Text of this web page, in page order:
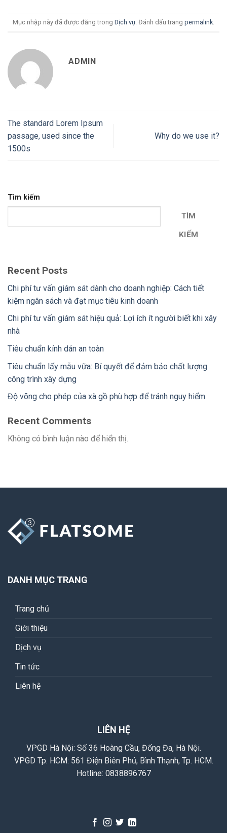
Mục nhập này đã được đăng trong Dịch vụ . Đánh dấu trang permalink
ADMIN
The standard Lorem Ipsum
passage, used since the
1500s
Why do we use it?
Tìm kiếm
TÌM
KIẾM
Recent Posts
Chi phí tư vấn giám sát dành cho doanh nghiệp: Cách tiết
kiệm ngân sách và đạt mục tiêu kinh doanh
Chi phí tư vấn giám sát hiệu quả: Lợi ích ít người biết khi xây
nhà
Tiêu chuẩn kính dán an toàn
Tiêu chuẩn lấy mẫu vữa: Bí quyết để đảm bảo chất lượng
công trình xây dựng
Độ võng cho phép của xà gồ phù hợp để tránh nguy hiểm
Recent Comments
Không có bình luận nào để hiển thị.
DANH MỤC TRANG
Trang chủ
Giới thiệu
Dịch vụ
Tin tức
Liên hệ
LIÊN HỆ
VPGD Hà Nội: Số 36 Hoàng Cầu, Đống Đa, Hà Nội.
VPGD Tp. HCM: 561 Điện Biên Phủ, Bình Thạnh, Tp. HCM.
Hotline: 0838896767